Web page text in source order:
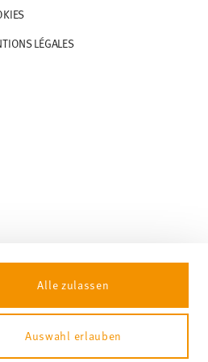
Alle zulassen
Auswahl erlauben
LÉGALES